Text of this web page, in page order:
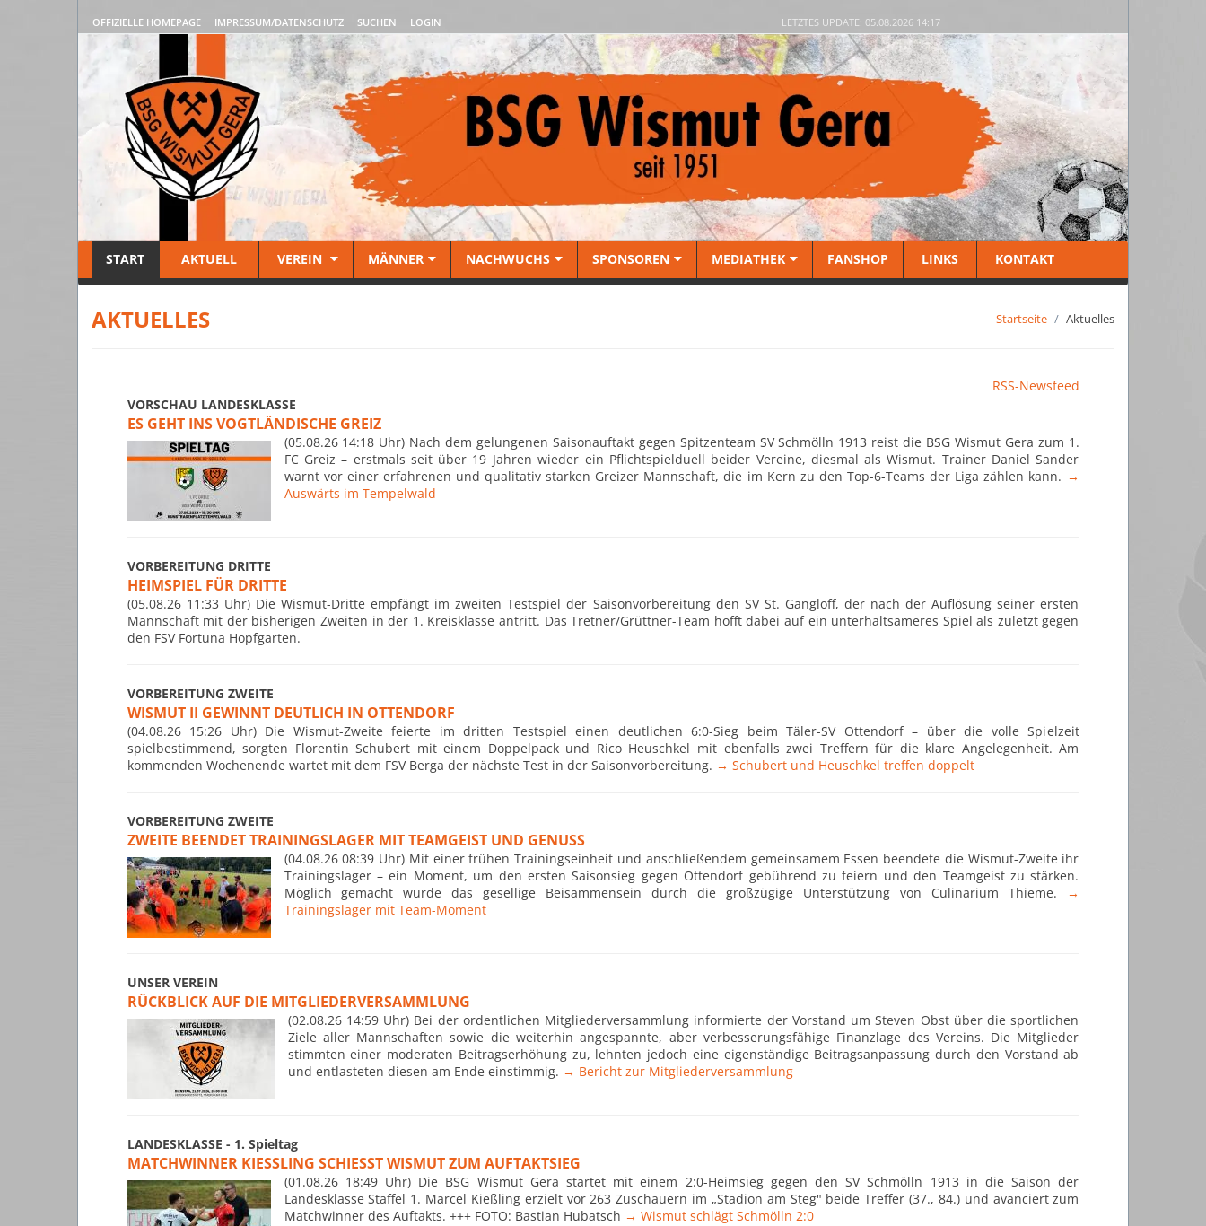
OFFIZIELLE HOMEPAGE IMPRESSUM/DATENSCHUTZ SUCHEN LOGIN LETZTES UPDATE: 05.08.2026 14:17
START AKTUELL VEREIN MÄNNER NACHWUCHS SPONSOREN MEDIATHEK FANSHOP LINKS KONTAKT
AKTUELLES Startseite Aktuelles
RSS-Newsfeed
VORSCHAU LANDESKLASSE
ES GEHT INS VOGTLÄNDISCHE GREIZ
(05.08.26 14:18 Uhr) Nach dem gelungenen Saisonauftakt gegen Spitzenteam SV Schmölln 1913 reist die BSG Wismut Gera zum 1.
FC Greiz – erstmals seit über 19 Jahren wieder ein Pflichtspielduell beider Vereine, diesmal als Wismut. Trainer Daniel Sander
warnt vor einer erfahrenen und qualitativ starken Greizer Mannschaft, die im Kern zu den Top-6-Teams der Liga zählen kann. →
Auswärts im Tempelwald
VORBEREITUNG DRITTE
HEIMSPIEL FÜR DRITTE
(05.08.26 11:33 Uhr) Die Wismut-Dritte empfängt im zweiten Testspiel der Saisonvorbereitung den SV St. Gangloff, der nach der Auflösung seiner ersten
Mannschaft mit der bisherigen Zweiten in der 1. Kreisklasse antritt. Das Tretner/Grüttner-Team hofft dabei auf ein unterhaltsameres Spiel als zuletzt gegen
den FSV Fortuna Hopfgarten.
VORBEREITUNG ZWEITE
WISMUT II GEWINNT DEUTLICH IN OTTENDORF
(04.08.26 15:26 Uhr) Die Wismut-Zweite feierte im dritten Testspiel einen deutlichen 6:0-Sieg beim Täler-SV Ottendorf – über die volle Spielzeit
spielbestimmend, sorgten Florentin Schubert mit einem Doppelpack und Rico Heuschkel mit ebenfalls zwei Treffern für die klare Angelegenheit. Am
kommenden Wochenende wartet mit dem FSV Berga der nächste Test in der Saisonvorbereitung. → Schubert und Heuschkel treffen doppelt
VORBEREITUNG ZWEITE
ZWEITE BEENDET TRAININGSLAGER MIT TEAMGEIST UND GENUSS
(04.08.26 08:39 Uhr) Mit einer frühen Trainingseinheit und anschließendem gemeinsamem Essen beendete die Wismut-Zweite ihr
Trainingslager – ein Moment, um den ersten Saisonsieg gegen Ottendorf gebührend zu feiern und den Teamgeist zu stärken.
Möglich gemacht wurde das gesellige Beisammensein durch die großzügige Unterstützung von Culinarium Thieme.
→
Trainingslager mit Team-Moment
UNSER VEREIN
RÜCKBLICK AUF DIE MITGLIEDERVERSAMMLUNG
(02.08.26 14:59 Uhr) Bei der ordentlichen Mitgliederversammlung informierte der Vorstand um Steven Obst über die sportlichen
Ziele aller Mannschaften sowie die weiterhin angespannte, aber verbesserungsfähige Finanzlage des Vereins. Die Mitglieder
stimmten einer moderaten Beitragserhöhung zu, lehnten jedoch eine eigenständige Beitragsanpassung durch den Vorstand ab
und entlasteten diesen am Ende einstimmig. → Bericht zur Mitgliederversammlung
LANDESKLASSE - 1. Spieltag
MATCHWINNER KIESSLING SCHIESST WISMUT ZUM AUFTAKTSIEG
(01.08.26 18:49 Uhr) Die BSG Wismut Gera startet mit einem 2:0-Heimsieg gegen den SV Schmölln 1913 in die Saison der
Landesklasse Staffel 1. Marcel Kießling erzielt vor 263 Zuschauern im „Stadion am Steg" beide Treffer (37., 84.) und avanciert zum
Matchwinner des Auftakts. +++ FOTO: Bastian Hubatsch → Wismut schlägt Schmölln 2:0